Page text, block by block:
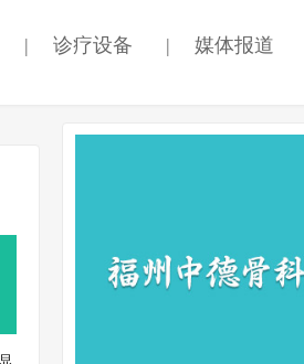
| 诊疗设备 | 媒体报道